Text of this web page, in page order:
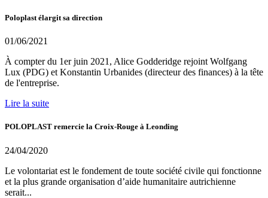
Poloplast élargit sa direction
01/06/2021
À compter du 1er juin 2021, Alice Godderidge rejoint Wolfgang
Lux (PDG) et Konstantin Urbanides (directeur des finances) à la tête
de l'entreprise.
Lire la suite
POLOPLAST remercie la Croix-Rouge à Leonding
24/04/2020
Le volontariat est le fondement de toute société civile qui fonctionne
et la plus grande organisation d’aide humanitaire autrichienne
serait...